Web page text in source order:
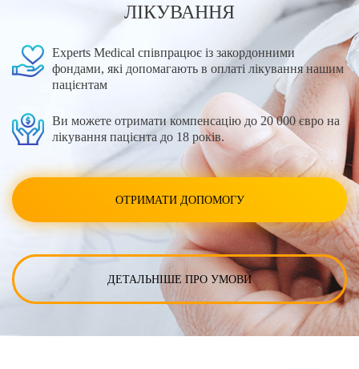
ЛІКУВАННЯ
Experts Medical співпрацює із закордонними
фондами, які допомагають в оплаті лікування нашим
пацієнтам
Ви можете отримати компенсацію до 20 000 євро на
лікування пацієнта до 18 років.
ОТРИМАТИ ДОПОМОГУ
ДЕТАЛЬНІШЕ ПРО УМОВИ